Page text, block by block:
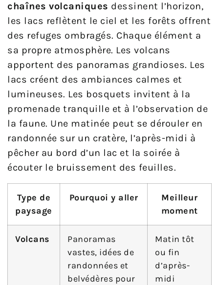
chaînes volcaniques dessinent l’horizon,
les lacs reflètent le ciel et les forêts offrent
des refuges ombragés. Chaque élément a
sa propre atmosphère. Les volcans
apportent des panoramas grandioses. Les
lacs créent des ambiances calmes et
lumineuses. Les bosquets invitent à la
promenade tranquille et à l’observation de
la faune. Une matinée peut se dérouler en
randonnée sur un cratère, l’après-midi à
pêcher au bord d’un lac et la soirée à
écouter le bruissement des feuilles.
Type de
paysage
Pourquoi y aller
Meilleur
moment
Volcans
Panoramas
vastes, idées de
randonnées et
belvédères pour
Matin tôt
ou fin
d’après-
midi